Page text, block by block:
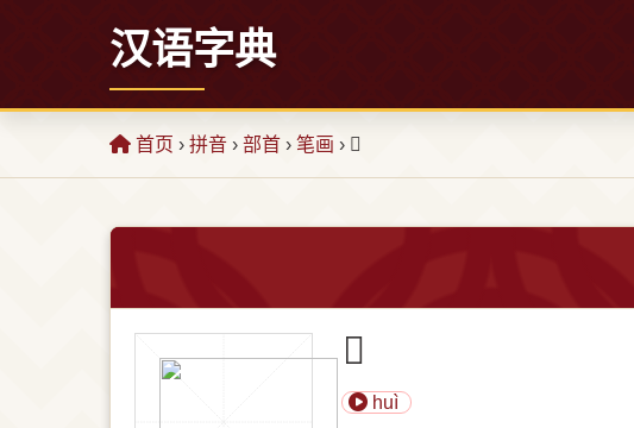
汉语字典
首页 › 拼音 › 部首 › 笔画 › 𤆳
𤆳
huì